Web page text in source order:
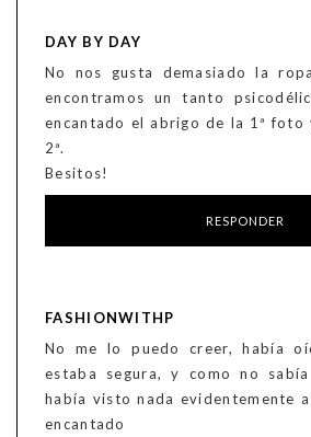
DAY BY DAY
No nos gusta demasiado la
encontramos un tanto
encantado el abrigo de la 1ª
2ª.
Besitos!
RESPONDER
FASHIONWITHP
No me lo puedo creer, había
estaba segura, y como no
había visto nada evidentemente
encantado